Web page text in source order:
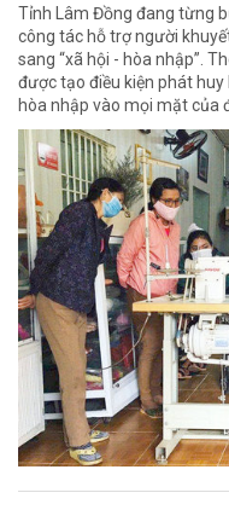
Tỉnh Lâm Đồng đang từng
công tác hỗ trợ người
sang “xã hội - hòa nhập”.
được tạo điều kiện phát
hòa nhập vào mọi mặt của